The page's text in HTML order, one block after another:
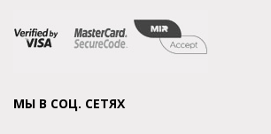
МЫ В СОЦ. СЕТЯХ